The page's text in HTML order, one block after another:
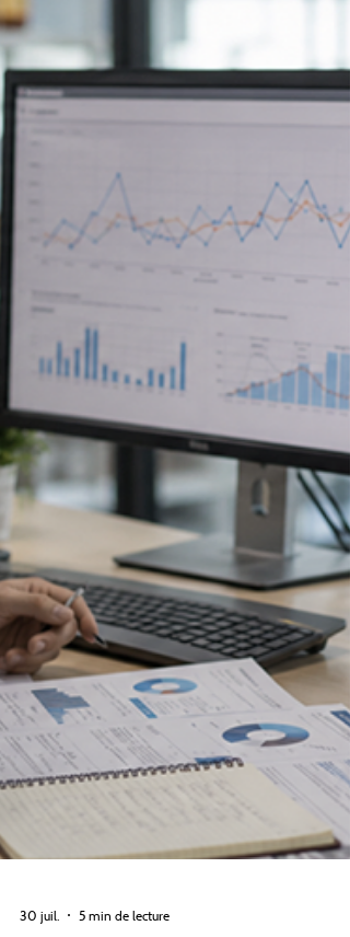
final qui change progressivement ses habitudes
d’achat. Une gamme qui décroche dans une zone
que personne ne l’ait vraiment vu venir. Pour un
particulièrement sensibles. Parce